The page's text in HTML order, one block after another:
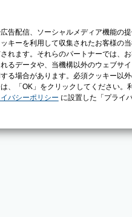
告配信、ソーシャルメディア機能の
キーを利用して収集されたお客様の
れます。それらのパートナーでは、
るデータや、当機構以外のウェブサ
る場合があります。必須クッキー以
、「OK」をクリックしてください。
バシーポリシー に設置した「プライ